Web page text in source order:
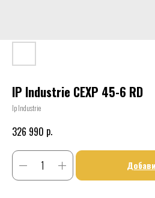
IP Industrie CEXP 45-6 RD
Ip Industrie
326 990 р.